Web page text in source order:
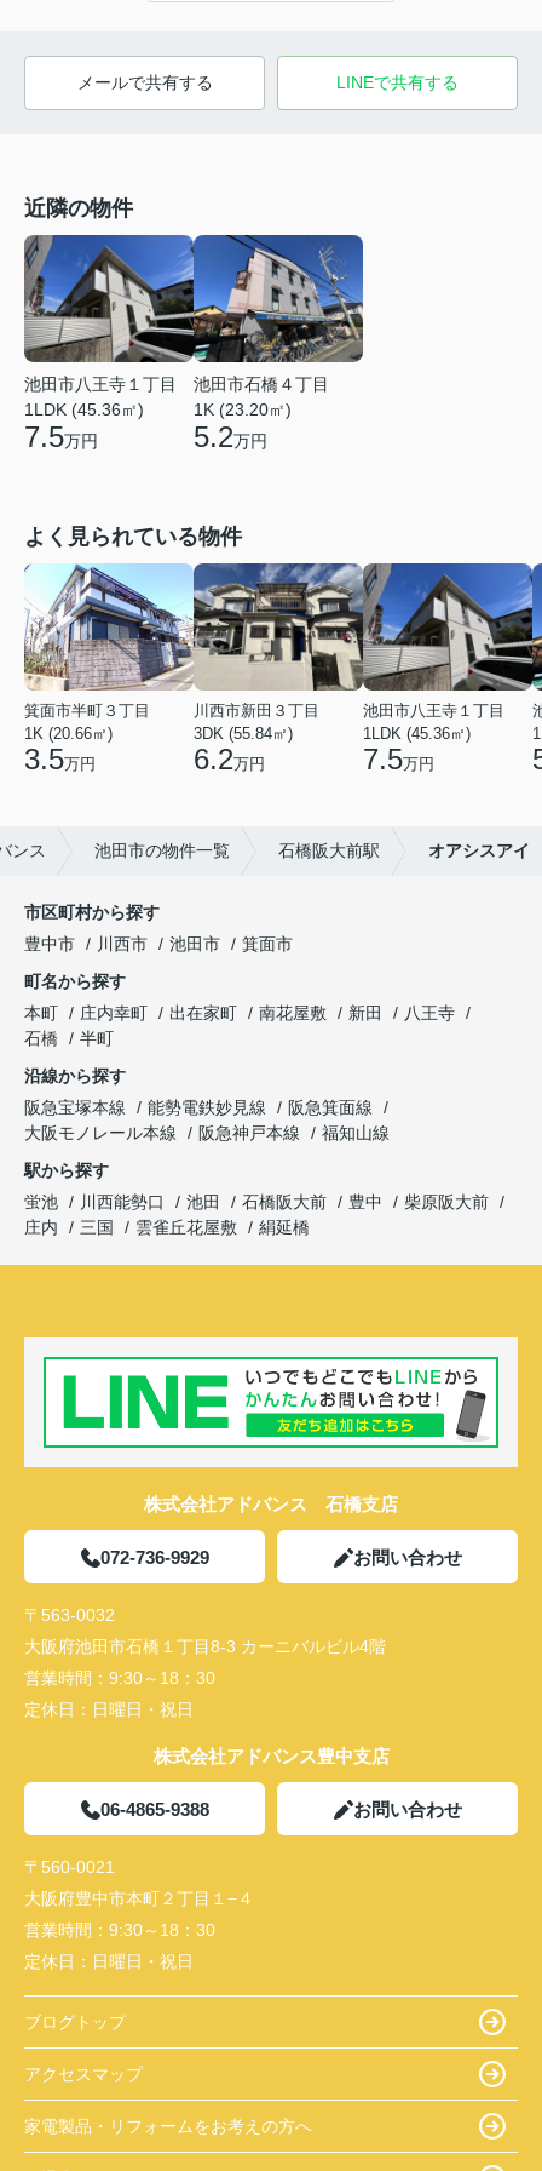
メールで共有する LINEで共有する
近隣の物件
池田市八王寺１丁目
1LDK (45.36㎡)
7.5万円
池田市石橋４丁目
1K (23.20㎡)
5.2万円
よく見られている物件
箕面市半町３丁目
1K (20.66㎡)
3.5万円
川西市新田３丁目
3DK (55.84㎡)
6.2万円
池田市八王寺１丁目
1LDK (45.36㎡)
7.5万円
ンス 池田市の物件一覧 石橋阪大前駅 オアシスアイ
市区町村から探す
豊中市
川西市 池田市
箕面市
町名から探す
本町
庄内幸町 出在家町 南花屋敷 新田
八王寺
石橋
半町
沿線から探す
阪急宝塚本線
能勢電鉄妙見線
阪急箕面線
大阪モノレール本線
阪急神戸本線
福知山線
駅から探す
蛍池
川西能勢口 池田 石橋阪大前 豊中
柴原阪大前
庄内
三国 雲雀丘花屋敷 絹延橋
株式会社アドバンス 石橋支店
072-736-9929 お問い合わせ
〒563-0032
大阪府池田市石橋１丁目8-3 カーニバルビル4階
営業時間： 9:30～18：30
定休日： 日曜日・祝日
株式会社アドバンス豊中支店
06-4865-9388 お問い合わせ
〒560-0021
大阪府豊中市本町２丁目１−４
営業時間： 9:30～18：30
定休日： 日曜日・祝日
ブログトップ
アクセスマップ
家電製品・リフォームをお考えの方へ